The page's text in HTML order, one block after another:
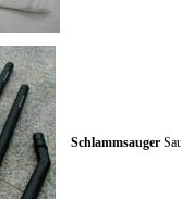
Schlammsauger